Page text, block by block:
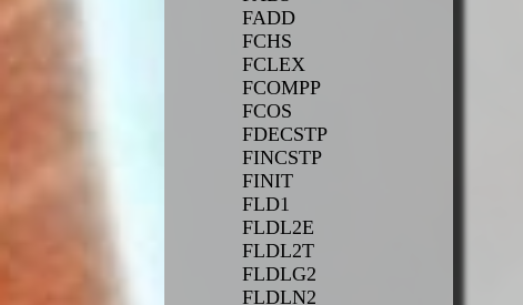
FADD
FCHS
FCLEX
FCOMPP
FCOS
FDECSTP
FINCSTP
FINIT
FLD1
FLDL2E
FLDL2T
FLDLG2
FLDLN2